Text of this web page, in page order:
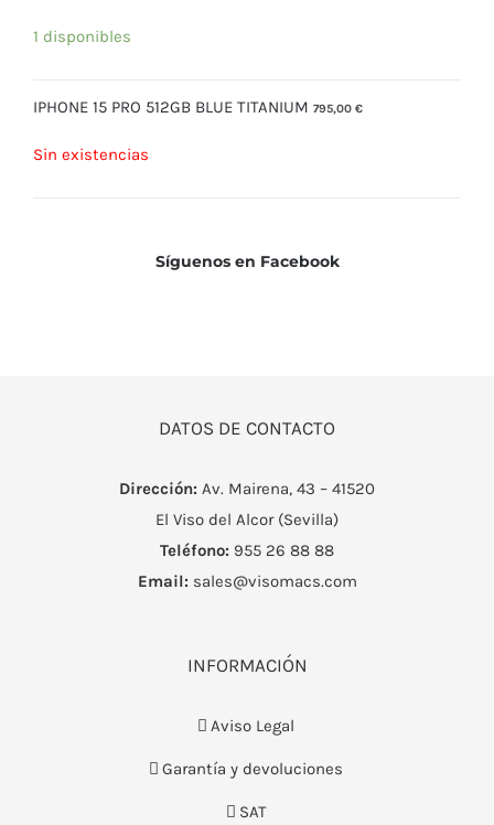
1 disponibles
IPHONE 15 PRO 512GB BLUE TITANIUM 795,00 €
Sin existencias
Síguenos en Facebook
DATOS DE CONTACTO
Dirección: Av. Mairena, 43 – 41520
El Viso del Alcor (Sevilla)
Teléfono: 955 26 88 88
Email:sales@visomacs.com
INFORMACIÓN
Aviso Legal
Garantía y devoluciones
SAT